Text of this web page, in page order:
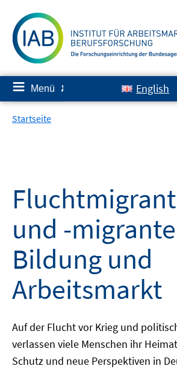
zum
Inhalt
≡ Menü ✘ English
Startseite
und -
Bildung und
Arbeitsmarkt
Auf der Flucht vor Krieg und
verlassen viele Menschen ihr
Schutz und neue Perspektiven in